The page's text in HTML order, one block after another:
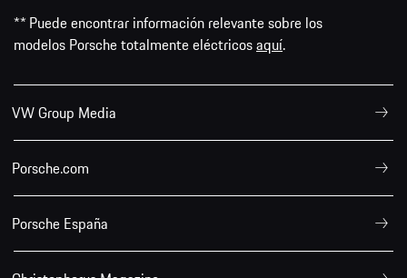
** Puede encontrar información relevante sobre los
modelos Porsche totalmente eléctricosaquí.
VW Group Media
Porsche.com
Porsche España